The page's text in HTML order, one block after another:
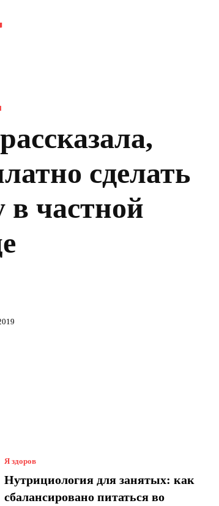
сделать
в частной
Я здоров
Нутрициология для занятых: как
сбалансировано питаться во